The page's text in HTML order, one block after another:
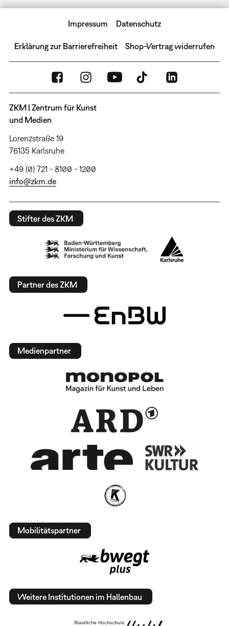
Impressum Datenschutz
Erklärung zur Barrierefreiheit Shop-Vertrag widerrufen
ZKM | Zentrum für Kunst
und Medien
Lorenzstraße 19
76135 Karlsruhe
+49 (0) 721 - 8100 - 1200
info@zkm.de
Stifter des ZKM
Partner des ZKM
Medienpartner
Mobilitätspartner
Weitere Institutionen im Hallenbau